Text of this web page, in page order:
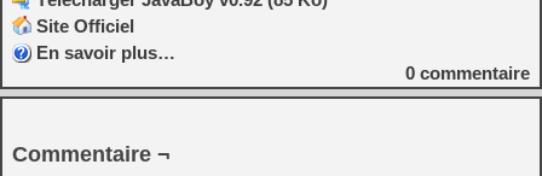
Site Officiel
En savoir plus…
0 commentaire
Commentaire ¬